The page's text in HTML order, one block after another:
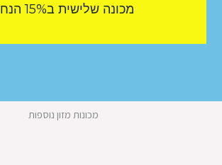
מכונה שלישית ב15% הנחה
מכונות מזון נוספות